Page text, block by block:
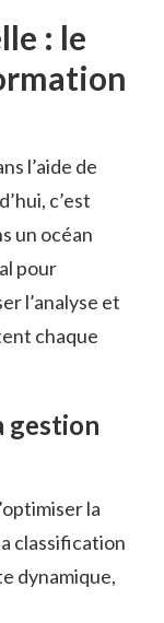
: le
l’aide de
c’est
un océan
pour
l’analyse et
chaque
gestion
la
classification
dynamique,